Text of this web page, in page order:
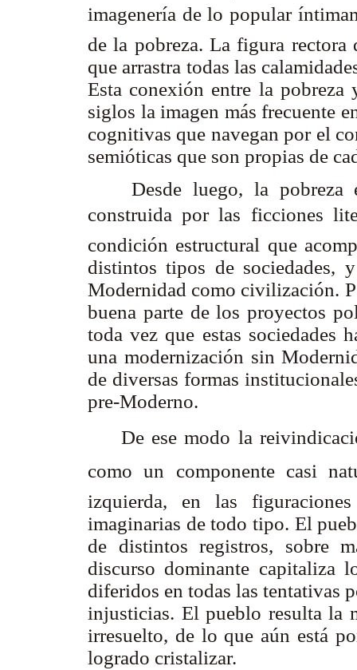
imagenería de lo popular
de la pobreza. La figura rectora
que arrastra todas las
Esta conexión entre la
siglos la imagen más frecuente
cognitivas que navegan por el
semióticas que son propias de
Desde luego, la pobreza
construida por las ficciones
condición estructural que
distintos tipos de sociedades,
Modernidad como civilización.
buena parte de los proyectos
toda vez que estas sociedades
una modernización sin
de diversas formas
pre-Moderno.
De ese modo la
como un componente casi
izquierda, en las
imaginarias de todo tipo. El
de distintos registros, sobre
discurso dominante capitaliza
diferidos en todas las tentativas
injusticias. El pueblo resulta la
irresuelto, de lo que aún está
logrado cristalizar.